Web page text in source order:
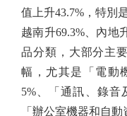
值上升43.7%，特別
越南升69.3%、內地
品分類，大部分主
幅，尤其是「電動
5%、「通訊、錄音
「辦公室機器和自動